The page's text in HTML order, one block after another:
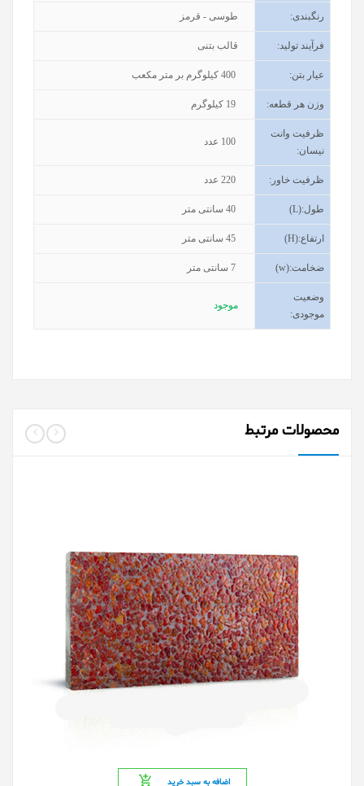
رنگبندی: طوسی - قرمز
فرآیند تولید: قالب بتنی
عیار بتن:
400 کیلوگرم بر متر مکعب
وزن هر قطعه:
19 کیلوگرم
ظرفیت وانت
نیسان:
100 عدد
ظرفیت خاور :
220 عدد
طول(L):
40 سانتی متر
ارتفاع(H):
45 سانتی متر
ضخامت(w):
7 سانتی متر
وضعیت
موجودی:
موجود
محصولات مرتبط
اضافه به سبد خرید